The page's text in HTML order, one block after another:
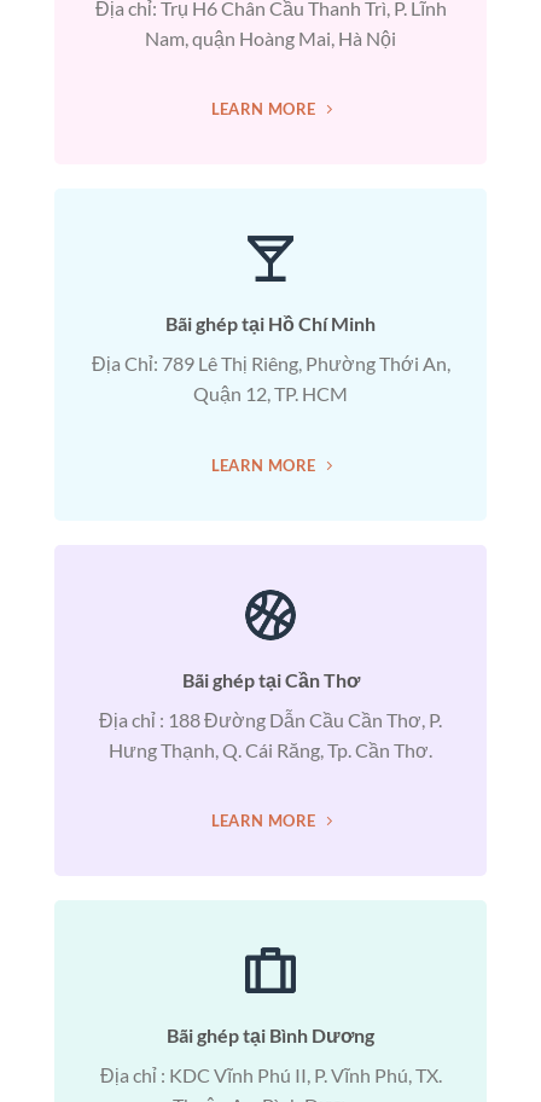
Địa chỉ: Trụ H6 Chân Cầu Thanh Trì, P. Lĩnh
Nam, quận Hoàng Mai, Hà Nội
LEARN MORE
Bãi ghép tại Hồ Chí Minh
Địa Chỉ: 789 Lê Thị Riêng, Phường Thới An,
Quận 12, TP. HCM
LEARN MORE
Bãi ghép tại Cần Thơ
Địa chỉ : 188 Đường Dẫn Cầu Cần Thơ, P.
Hưng Thạnh, Q. Cái Răng, Tp. Cần Thơ.
LEARN MORE
Bãi ghép tại Bình Dương
Địa chỉ : KDC Vĩnh Phú II, P. Vĩnh Phú, TX.